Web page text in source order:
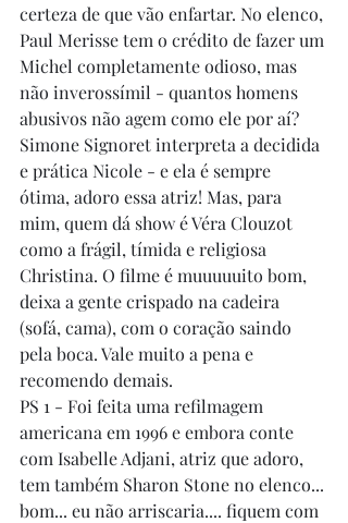
certeza de que vão enfartar. No elenco,
Paul Merisse tem o crédito de fazer um
Michel completamente odioso, mas
não inverossímil - quantos homens
abusivos não agem como ele por aí?
Simone Signoret interpreta a decidida
e prática Nicole - e ela é sempre
ótima, adoro essa atriz! Mas, para
mim, quem dá show é Véra Clouzot
como a frágil, tímida e religiosa
Christina. O filme é muuuuuito bom,
deixa a gente crispado na cadeira
(sofá, cama), com o coração saindo
pela boca. Vale muito a pena e
recomendo demais.
PS 1 - Foi feita uma refilmagem
americana em 1996 e embora conte
com Isabelle Adjani, atriz que adoro,
tem também Sharon Stone no elenco...
bom... eu não arriscaria.... fiquem com